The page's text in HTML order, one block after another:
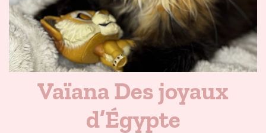
Vaïana Des joyaux
d’Égypte